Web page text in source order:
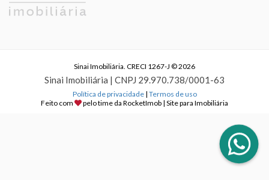
Sinai Imobiliária. CRECI 1267-J © 2026
Sinai Imobiliária | CNPJ 29.970.738/0001-63
Política de privacidade| Termos de uso
Feito com
pelo time da RocketImob | Site para Imobiliária